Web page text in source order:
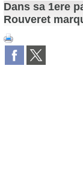
Dans sa 1ere
Rouveret